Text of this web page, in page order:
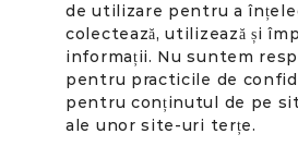
de utilizare pentru a
colectează, utilizează și
informații. Nu suntem
pentru practicile de
pentru conținutul de pe
ale unor site-uri terțe.